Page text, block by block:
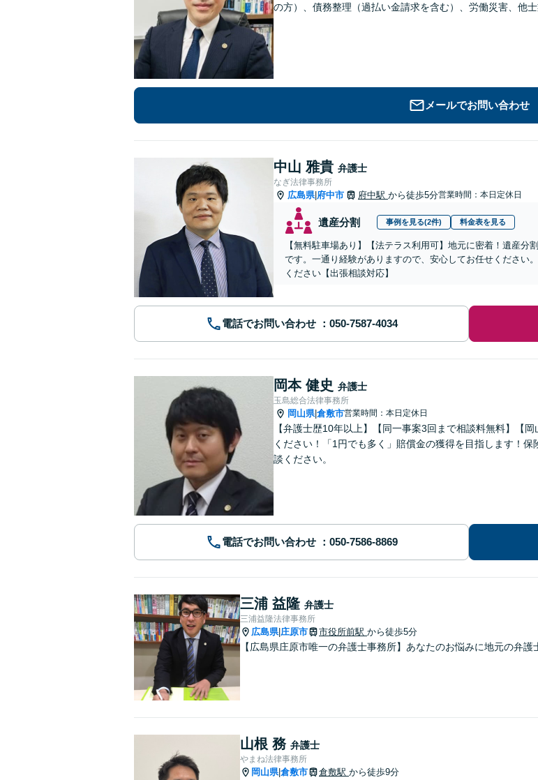
の方）、債務整理（過払い金請求を含む）、労働災害、他
メールでお問い合わせ
中山 雅貴 弁護士
なぎ法律事務所
広島県| 府中市 府中駅 から徒歩5分営業時間：本日定休日
遺産分割 事例を見る(2件) 料金表を見る
【無料駐車場あり】【法テラス利用可】地元に密着！遺産
です。一通り経験がありますので、安心してお任せください
ください【出張相談対応】
電話でお問い合わせ
岡本 健史 弁護士
玉島総合法律事務所
岡山県|倉敷市営業時間：本日定休日
【弁護士歴10年以上】【同一事案3回まで相談料無料】【
ください！「1円でも多く」賠償金の獲得を目指します！
談ください。
電話でお問い合わせ
三浦 益隆 弁護士
三浦益隆法律事務所
広島県| 庄原市 市役所前駅 から徒歩5分
【広島県庄原市唯一の弁護士事務所】あなたのお悩みに地元の弁護
山根 務 弁護士
やまね法律事務所
岡山県|倉敷市 倉敷駅 から徒歩9分